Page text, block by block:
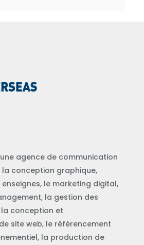
agence de communication
la conception graphique,
enseignes, le marketing digital,
la gestion des
la conception et
site web, le référencement
la production de